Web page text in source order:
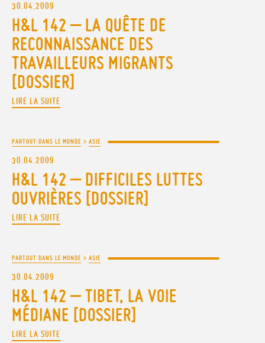
30.04.2009
H&L 142 – LA QUÊTE DE
RECONNAISSANCE DES
TRAVAILLEURS MIGRANTS
[DOSSIER]
LIRE LA SUITE
PARTOUT DANS LE MONDE > ASIE
30.04.2009
H&L 142 – DIFFICILES LUTTES
OUVRIÈRES [DOSSIER]
LIRE LA SUITE
PARTOUT DANS LE MONDE > ASIE
30.04.2009
H&L 142 – TIBET, LA VOIE
MÉDIANE [DOSSIER]
LIRE LA SUITE